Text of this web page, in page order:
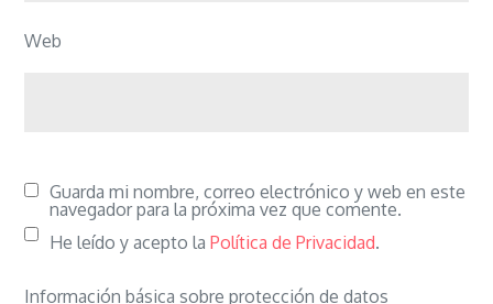
Web
Guarda mi nombre, correo electrónico y web en este
navegador para la próxima vez que comente.
He leído y acepto laPolítica de Privacidad.
Información básica sobre protección de datos